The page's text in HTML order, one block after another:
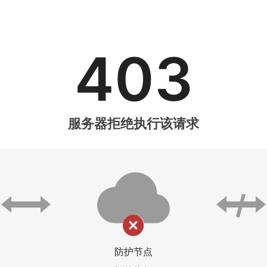
403
服务器拒绝执行该请求
防护节点